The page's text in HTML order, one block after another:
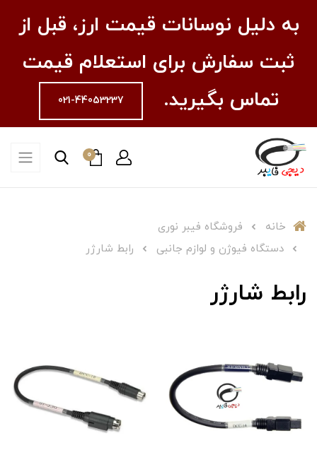
به دلیل نوسانات قیمت ارز، قبل از
ثبت سفارش برای استعلام قیمت
تماس بگیرید.
021-44053237
0
خانه
فروشگاه فیبر نوری
دستگاه فیوژن و لوازم جانبی
رابط شارژر
رابط شارژر